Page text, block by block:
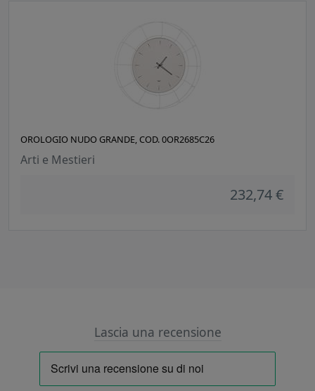
OROLOGIO NUDO GRANDE, COD. 0OR2685C26
Arti e Mestieri
232,74 €
Lascia una recensione